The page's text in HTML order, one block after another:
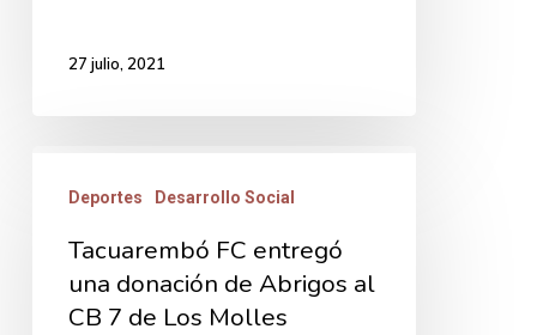
27 julio, 2021
entregó
donación
Deportes Desarrollo Social
Tacuarembó FC entregó
una donación de Abrigos al
CB 7 de Los Molles